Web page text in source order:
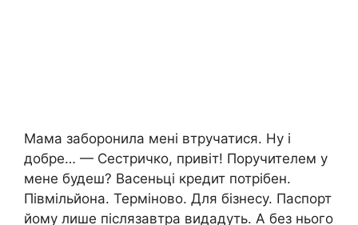
Мама заборонила мені втручатися. Ну і
добре… — Сестричко, привіт! Пopyчителем у
мене будеш? Васеньці кредит потрібен.
Півмільйона. Терміново. Для бізнесу. Паспорт
йому лише післязавтра видадуть. А без нього